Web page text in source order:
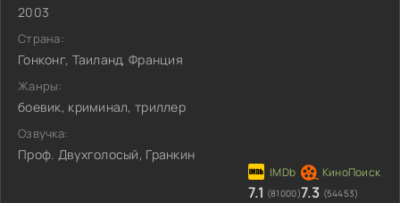
2003
Страна:
Гонконг, Таиланд, Франция
Жанры:
боевик, криминал, триллер
Озвучка:
Проф. Двухголосый, Гранкин
7.1 (81000)7.3 (54453)